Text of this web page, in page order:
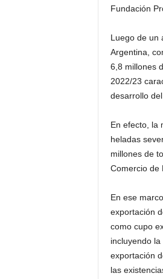
Fundación
Luego de un
Argentina,
6,8 millones
2022/23
desarrollo
En efecto, la
heladas
millones de
Comercio de
En ese
exportación
como cupo
incluyendo
exportación
las